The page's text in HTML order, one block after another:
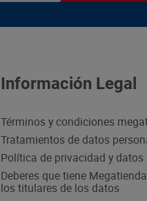
Información Legal
Términos y condiciones
Tratamientos de datos
Política de privacidad y datos
Deberes que tiene
los titulares de los datos